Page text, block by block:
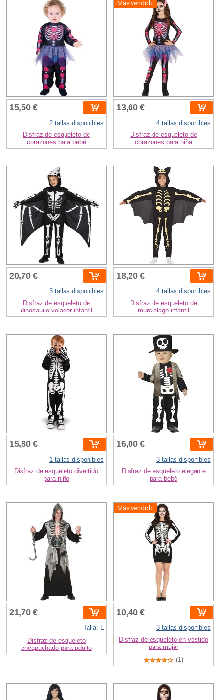
15,50 €
2 tallas disponibles
Disfraz de esqueleto de
corazones para bebé
Más vendido
13,60 €
4 tallas disponibles
Disfraz de esqueleto de
corazones para niña
20,70 €
3 tallas disponibles
Disfraz de esqueleto de
dinosaurio volador infantil
18,20 €
4 tallas disponibles
Disfraz de esqueleto de
murciélago infantil
15,80 €
1 tallas disponibles
Disfraz de esqueleto divertido
para niño
16,00 €
3 tallas disponibles
Disfraz de esqueleto elegante
para bebé
21,70 €
Talla: L
Disfraz de esqueleto
encapuchado para adulto
Más vendido
10,40 €
3 tallas disponibles
Disfraz de esqueleto en vestido
para mujer
(1)